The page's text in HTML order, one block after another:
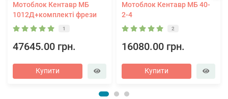
Мотоблок Кентавр МБ
1012Д+комплекті фрези
1
47645.00 грн.
Купити
Мотоблок Кентавр МБ 40-
2-4
2
16080.00 грн.
Купити